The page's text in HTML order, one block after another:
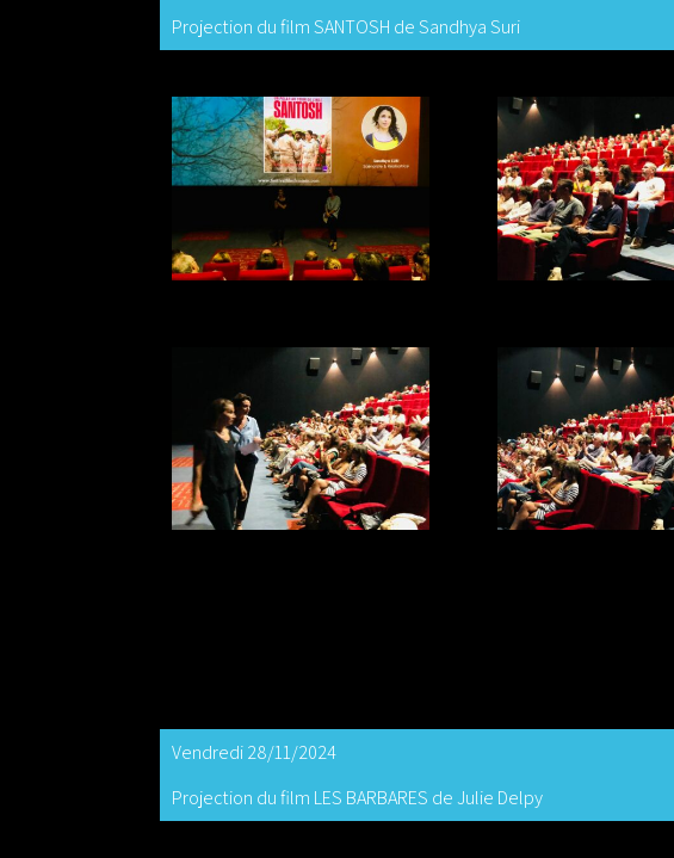
Projection du film SANTOSH de Sandhya Suri
Vendredi 28/11/2024
Projection du film LES BARBARES de Julie Delpy